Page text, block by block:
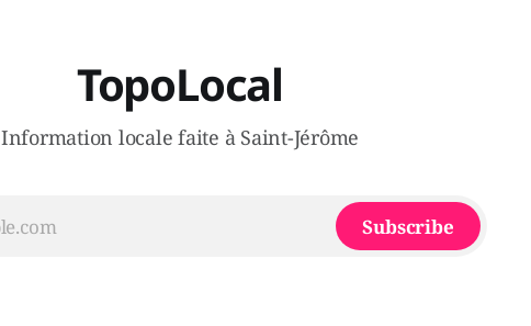
TopoLocal
Information locale faite à Saint-Jérôme
Subscribe